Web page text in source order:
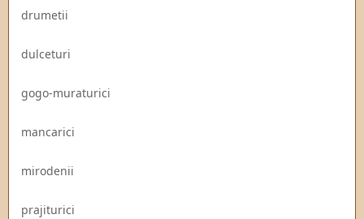
drumetii
dulceturi
gogo-muraturici
mancarici
mirodenii
prajiturici